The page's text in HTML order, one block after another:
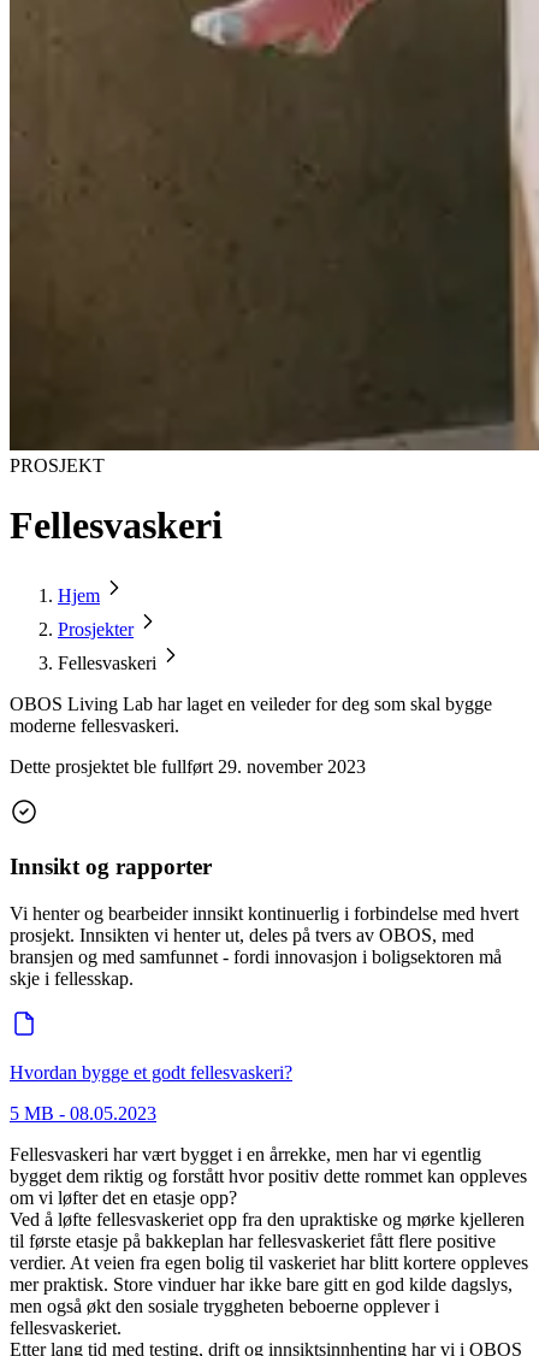
PROSJEKT
Fellesvaskeri
Hjem
Prosjekter
Fellesvaskeri
OBOS Living Lab har laget en veileder for deg som skal bygge
moderne fellesvaskeri.
Dette prosjektet ble fullført 29. november 2023
Innsikt og rapporter
Vi henter og bearbeider innsikt kontinuerlig i forbindelse med hvert
prosjekt. Innsikten vi henter ut, deles på tvers av OBOS, med
bransjen og med samfunnet - fordi innovasjon i boligsektoren må
skje i fellesskap.
Hvordan bygge et godt fellesvaskeri?
5 MB - 08.05.2023
Fellesvaskeri har vært bygget i en årrekke, men har vi egentlig
bygget dem riktig og forstått hvor positiv dette rommet kan oppleves
om vi løfter det en etasje opp?
Ved å løfte fellesvaskeriet opp fra den upraktiske og mørke kjelleren
til første etasje på bakkeplan har fellesvaskeriet fått flere positive
verdier. At veien fra egen bolig til vaskeriet har blitt kortere oppleves
mer praktisk. Store vinduer har ikke bare gitt en god kilde dagslys,
men også økt den sosiale tryggheten beboerne opplever i
fellesvaskeriet.
Etter lang tid med testing, drift og innsiktsinnhenting har vi i OBOS